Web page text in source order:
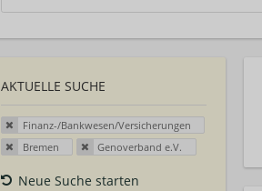
AKTUELLE SUCHE
Finanz-/Bankwesen/Versicherungen
Bremen
Genoverband e.V.
Neue Suche starten